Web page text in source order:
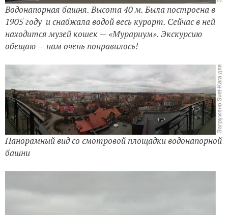
Водонапорная башня. Высота 40 м. Была построена в
1905 году и снабжала водой весь курорт. Сейчас в ней
находится музей кошек — «Мурариум». Экскурсию
обещаю — нам очень понравилось!
Панорамный вид со смотровой площадки водонапорной
башни